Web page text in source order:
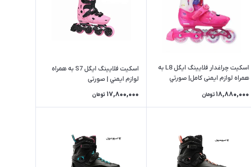
اسکیت چراغدار فلایینگ ایگل L8 به
همراه لوازم ایمنی کامل| صورتي
18,880,000 تومان
اسکیت فلایینگ ایگل S7 به همراه
لوازم ايمني | صورتی
17,800,000 تومان